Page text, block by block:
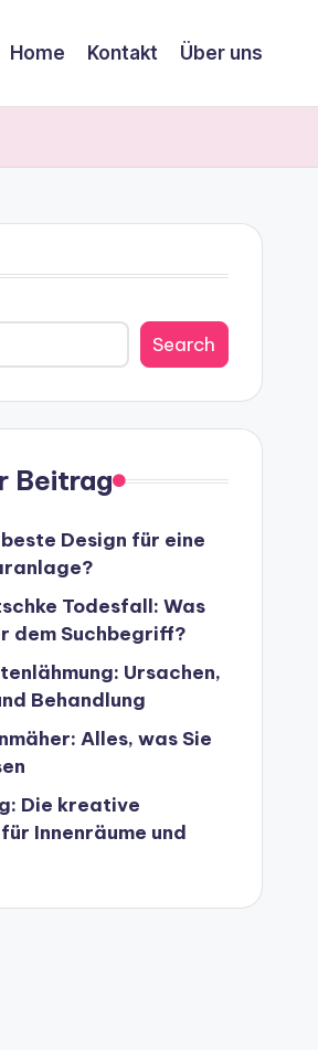
Home Kontakt Über uns
Search
Beitrag
Design für eine
Todesfall: Was
dem Suchbegriff?
Ursachen,
Behandlung
Alles, was Sie
Die kreative
Innenräume und